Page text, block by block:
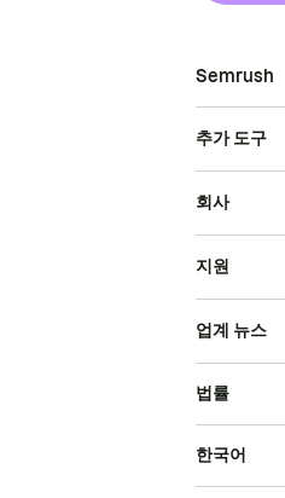
Semrush
추가 도구
회사
지원
업계 뉴스
법률
한국어